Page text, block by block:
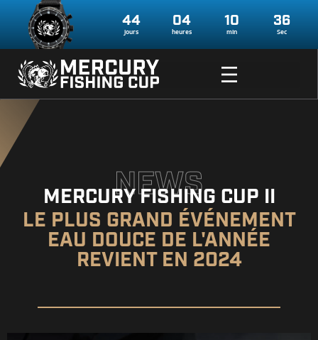
44
jours
04
heures
10
min
35
Sec
NEWS
MERCURY FISHING CUP II
LE PLUS GRAND ÉVÉNEMENT
EAU DOUCE DE L'ANNÉE
REVIENT EN 2024